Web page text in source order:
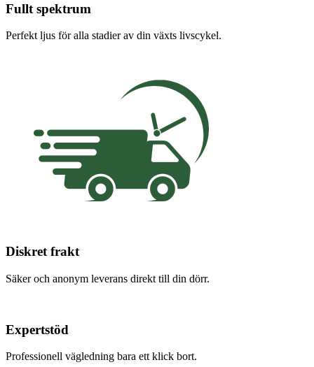
Fullt spektrum
Perfekt ljus för alla stadier av din växts livscykel.
Diskret frakt
Säker och anonym leverans direkt till din dörr.
Expertstöd
Professionell vägledning bara ett klick bort.